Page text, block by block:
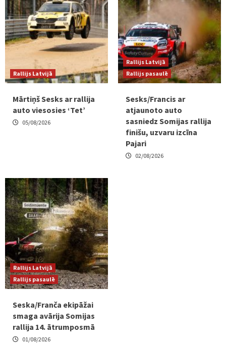
Rallijs Latvijā
Mārtiņš Sesks ar rallija
auto viesosies ‘Tet’
05/08/2026
Rallijs Latvijā
Rallijs pasaulē
Sesks/Francis ar
atjaunoto auto
sasniedz Somijas rallija
finišu, uzvaru izcīna
Pajari
02/08/2026
Rallijs Latvijā
Rallijs pasaulē
Seska/Franča ekipāžai
smaga avārija Somijas
rallija 14. ātrumposmā
01/08/2026